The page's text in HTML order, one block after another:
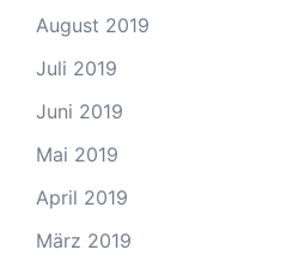
August 2019
Juli 2019
Juni 2019
Mai 2019
April 2019
März 2019